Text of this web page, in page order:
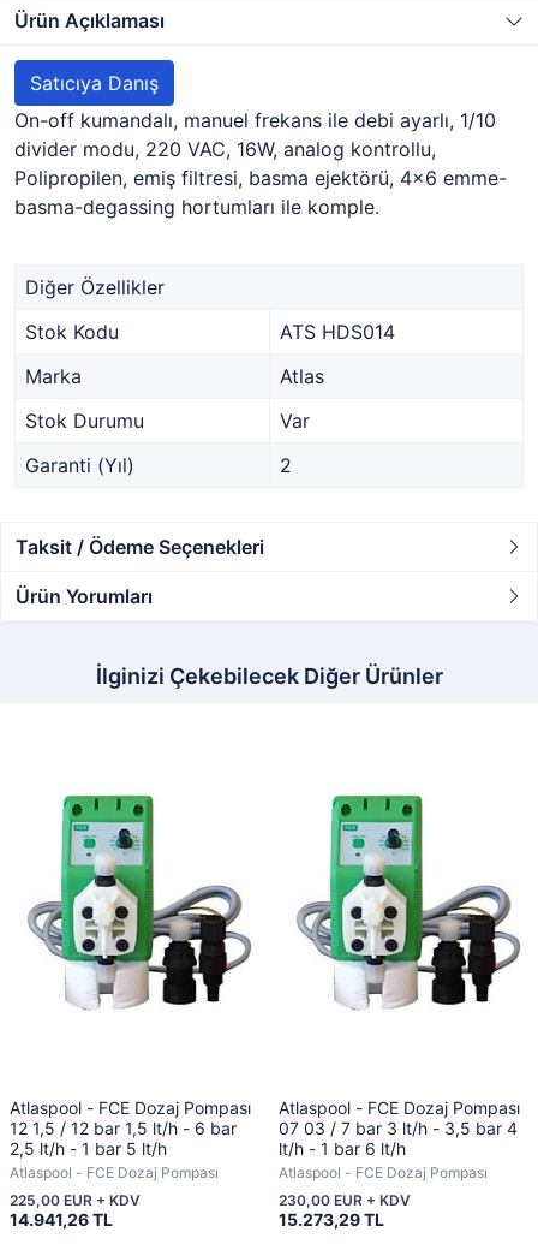
Ürün Açıklaması
Satıcıya Danış
On-off kumandalı, manuel frekans ile debi ayarlı, 1/10
divider modu, 220 VAC, 16W, analog kontrollu,
Polipropilen, emiş filtresi, basma ejektörü, 4x6 emme-
basma-degassing hortumları ile komple.
Diğer Özellikler
Stok Kodu
ATS HDS014
Marka
Atlas
Stok Durumu
Var
Garanti (Yıl)
2
Taksit / Ödeme Seçenekleri
Ürün Yorumları
İlginizi Çekebilecek Diğer Ürünler
Atlaspool - FCE Dozaj Pompası
12 1,5 / 12 bar 1,5 lt/h - 6 bar
2,5 lt/h - 1 bar 5 lt/h
Atlaspool - FCE Dozaj Pompası
14.941,26 TL
225,00 EUR + KDV
Atlaspool - FCE Dozaj Pompası
07 03 / 7 bar 3 lt/h - 3,5 bar 4
lt/h - 1 bar 6 lt/h
Atlaspool - FCE Dozaj Pompası
15.273,29 TL
230,00 EUR + KDV